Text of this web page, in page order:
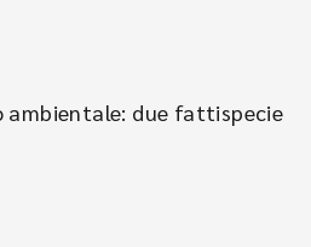
ambientale: due fattispecie